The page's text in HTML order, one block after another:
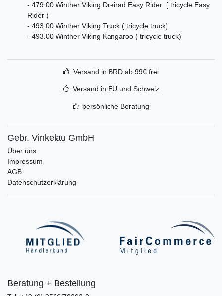
- 479.00 Winther Viking Dreirad Easy Rider ( tricycle Easy
Rider )
- 493.00 Winther Viking Truck ( tricycle truck)
- 493.00 Winther Viking Kangaroo ( tricycle truck)
Versand in BRD ab 99€ frei
Versand in EU und Schweiz
persönliche Beratung
Gebr. Vinkelau GmbH
Über uns
Impressum
AGB
Datenschutzerklärung
Beratung + Bestellung